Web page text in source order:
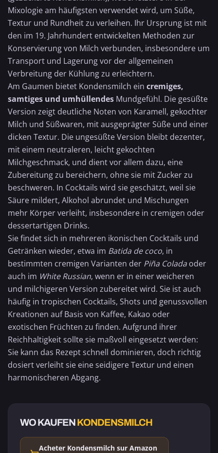
Mixologie am häufigsten verwendet wird, um Süße,
Textur und Rundheit zu verleihen. Ihr Ursprung ist mit
den im 19. Jahrhundert entwickelten Methoden zur
Konservierung von Milch verbunden, insbesondere um
Transport und Lagerung vor der allgemeinen
Verbreitung der Kühlung zu erleichtern.
Am Gaumen bietet Kondensmilch ein cremiges,
samtiges und umhüllendes Mundgefühl. Die gesüßte
Version zeigt deutliche Noten von Karamell, gekochter
Milch und Süßwaren, mit ausgeprägter Süße und einer
dicken Textur. Die ungesüßte Version bleibt dezenter,
mit einem neutraleren, leicht gekochten
Milchgeschmack, und dient vor allem dazu, eine
Zubereitung zu bereichern, ohne sie mit Zucker zu
beschweren. In Cocktails wird sie geschätzt, weil sie
Säure mildert, Alkohol abrundet und Mischungen
mehr Körper verleiht, insbesondere in cremigen oder
dessertartigen Drinks.
Sie findet sich in mehreren ikonischen Cocktails und
Getränken wieder, etwa im Batida de coco, in
bestimmten cremigen Varianten der Piña Colada oder
auch im White Russian, wenn er in einer weicheren
und milchigeren Version zubereitet wird. Sie ist auch
häufig in tropischen Cocktails, Shots und genussvollen
Kreationen auf Basis von Kaffee, Kakao oder
exotischen Früchten zu finden. Aufgrund ihrer
Reichhaltigkeit sollte sie maßvoll eingesetzt werden:
Sie kann das Rezept schnell dominieren, doch richtig
dosiert verleiht sie eine seidigere Textur und einen
harmonischeren Abgang.
WO KAUFENKONDENSMILCH
Acheter Kondensmilch sur Amazon